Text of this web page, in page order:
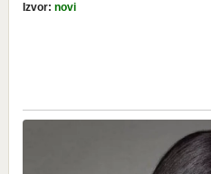
Izvor: novi